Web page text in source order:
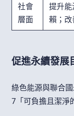
社會
層面
提升
賴；改
促進永續發展
綠色能源與聯合
7「可負擔且潔淨